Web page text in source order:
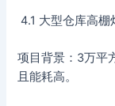
4.1 大型仓库高棚
项目背景：3万平
且能耗高。